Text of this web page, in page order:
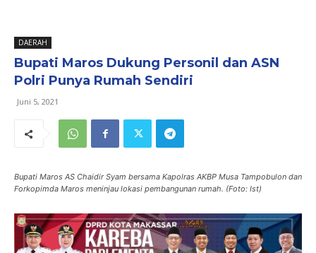
DAERAH
Bupati Maros Dukung Personil dan ASN
Polri Punya Rumah Sendiri
Juni 5, 2021
Bupati Maros AS Chaidir Syam bersama Kapolras AKBP Musa Tampobulon dan
Forkopimda Maros meninjau lokasi pembangunan rumah. (Foto: Ist)